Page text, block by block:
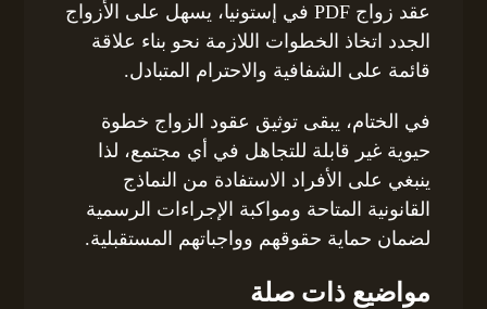
عقد زواج PDF في إستونيا، يسهل على الأزواج
الجدد اتخاذ الخطوات اللازمة نحو بناء علاقة
قائمة على الشفافية والاحترام المتبادل.
في الختام، يبقى توثيق عقود الزواج خطوة
حيوية غير قابلة للتجاهل في أي مجتمع، لذا
ينبغي على الأفراد الاستفادة من النماذج
القانونية المتاحة ومواكبة الإجراءات الرسمية
لضمان حماية حقوقهم وواجباتهم المستقبلية.
مواضيع ذات صلة